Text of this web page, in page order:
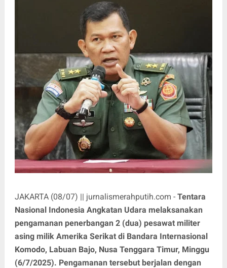
JAKARTA (08/07) || jurnalismerahputih.com - Tentara
Nasional Indonesia Angkatan Udara melaksanakan
pengamanan penerbangan 2 (dua) pesawat militer
asing milik Amerika Serikat di Bandara Internasional
Komodo, Labuan Bajo, Nusa Tenggara Timur, Minggu
(6/7/2025). Pengamanan tersebut berjalan dengan